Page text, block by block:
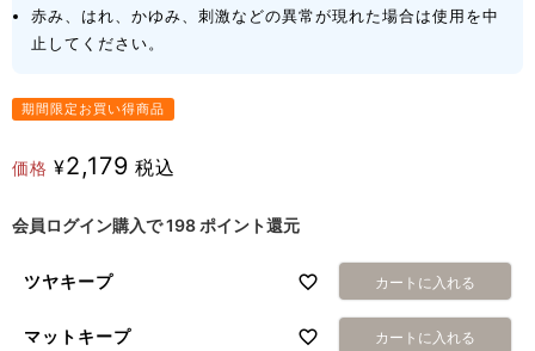
赤み、はれ、かゆみ、刺激などの異常が現れた場合は使用を中
止してください。
期間限定お買い得商品
価格 ¥2,179 税込
会員ログイン購入で198ポイント還元
ツヤキープ カートに入れる
マットキープ カートに入れる